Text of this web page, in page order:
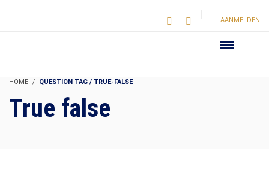
AANMELDEN
HOME QUESTION TAG / TRUE-FALSE
True false